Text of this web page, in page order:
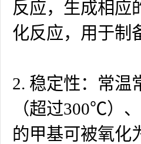
反应，生成相应
化反应，用于制
2. 稳定性：常温
（超过300℃）
的甲基可被氧化